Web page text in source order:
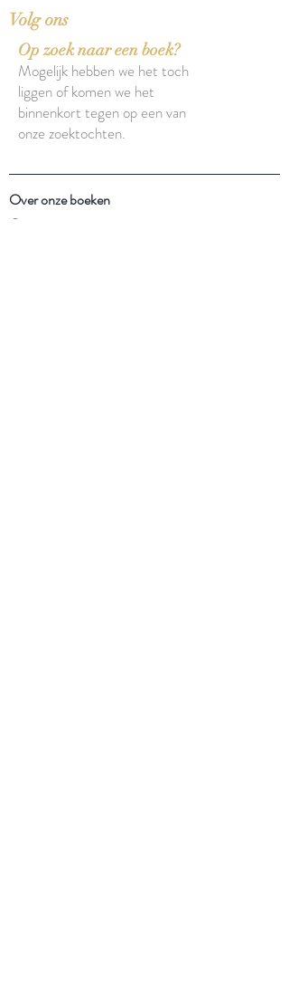
Volg ons
Op zoek naar een boek?
Mogelijk hebben we het toch
liggen of komen we het
binnenkort tegen op een van
onze zoektochten.
Over onze boeken
Over onze insecten